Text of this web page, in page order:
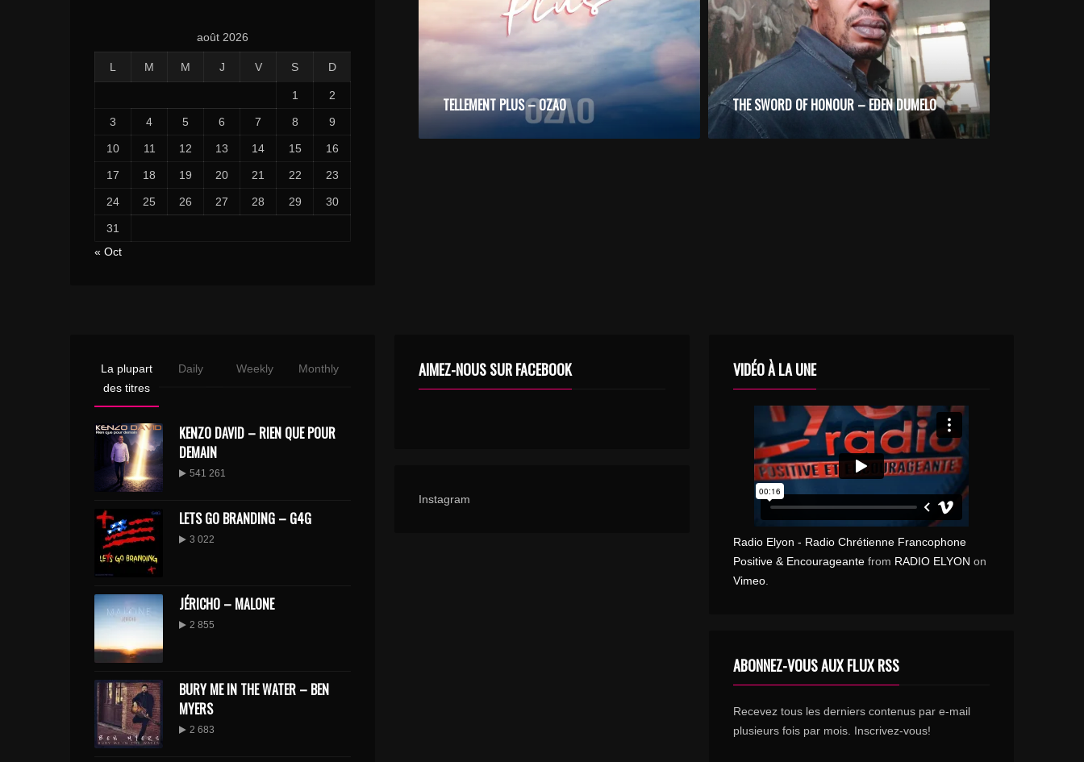
SAMONA – BLOOM
LOUANN LEE – I WANT IT LORD
TELLEMENT PLUS – OZAO
THE SWORD OF HONOUR – EDEN DUMELO
août 2026
L M M J V S D
1 2
3 4 5 6 7 8 9
10 11 12 13 14 15 16
17 18 19 20 21 22 23
24 25 26 27 28 29 30
31
« Oct
La plupart
des titres
Daily Weekly Monthly
KENZO DAVID – RIEN QUE POUR
DEMAIN
541 261
LETS GO BRANDING – G4G
3 022
JÉRICHO – MALONE
2 855
BURY ME IN THE WATER – BEN
MYERS
2 683
AIMEZ-NOUS SUR FACEBOOK
Instagram
VIDÉO À LA UNE
Radio Elyon - Radio Chrétienne Francophone
Positive & Encourageantefrom RADIO ELYON on
Vimeo.
ABONNEZ-VOUS AUX FLUX RSS
Recevez tous les derniers contenus par e-mail
plusieurs fois par mois. Inscrivez-vous!